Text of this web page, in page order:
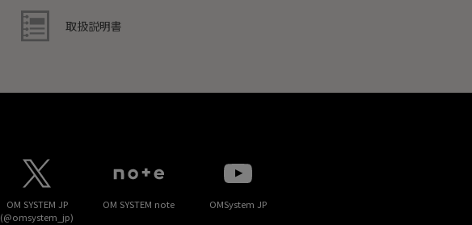
取扱説明書
OM SYSTEM JP
(@omsystem_jp)
OM SYSTEM note OMSystem JP